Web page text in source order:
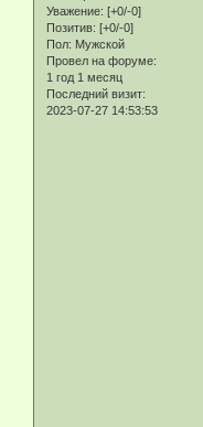
Уважение: [+0/-0]
Позитив: [+0/-0]
Пол: Мужской
Провел на форуме:
1 год 1 месяц
Последний визит:
2023-07-27 14:53:53